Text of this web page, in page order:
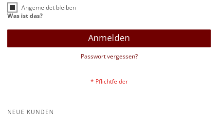
Angemeldet bleiben
Was ist das?
Anmelden
Passwort vergessen?
NEUE KUNDEN